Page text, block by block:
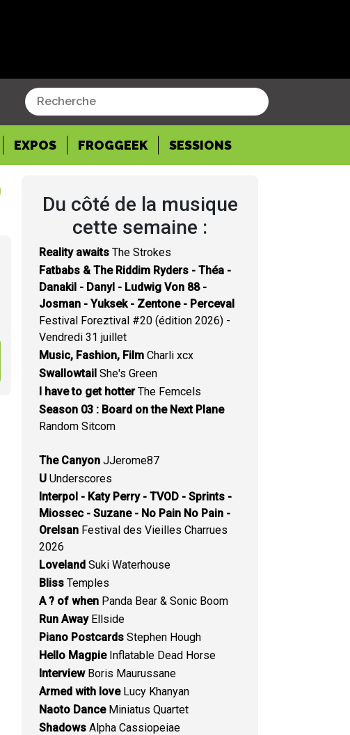
EXPOS FROGGEEK SESSIONS
Du côté de la musique
cette semaine :
Reality awaits The Strokes
Fatbabs & The Riddim Ryders - Théa -
Danakil - Danyl - Ludwig Von 88 -
Josman - Yuksek - Zentone - Perceval
Festival Foreztival #20 (édition 2026) -
Vendredi 31 juillet
Music, Fashion, Film Charli xcx
Swallowtail She's Green
I have to get hotterThe Femcels
Season 03 : Board on the Next Plane
Random Sitcom
The Canyon JJerome87
U Underscores
Interpol - Katy Perry - TVOD - Sprints -
Miossec - Suzane - No Pain No Pain -
Orelsan Festival des Vieilles Charrues
2026
Loveland Suki Waterhouse
Bliss Temples
A ? of when Panda Bear & Sonic Boom
Run AwayEllside
Piano Postcards Stephen Hough
Hello MagpieInflatable Dead Horse
InterviewBoris Maurussane
Armed with loveLucy Khanyan
Naoto DanceMiniatus Quartet
Shadows Alpha Cassiopeiae